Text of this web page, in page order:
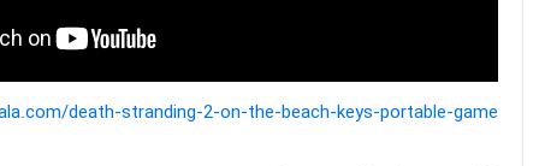
death-stranding-2-on-the-beach-keys-portable-game/